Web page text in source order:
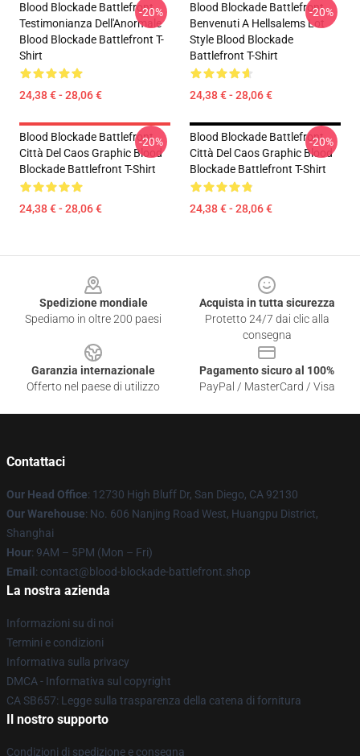
Blood Blockade Battlefront
Testimonianza Dell'Anormale
Blood Blockade Battlefront T-
Shirt
24,38 € - 28,06 €
-20%
Blood Blockade Battlefront
Benvenuti A Hellsalems Lot
Style Blood Blockade
Battlefront T-Shirt
24,38 € - 28,06 €
-20%
Blood Blockade Battlefront
Città Del Caos Graphic Blood
Blockade Battlefront T-Shirt
24,38 € - 28,06 €
-20%
Blood Blockade Battlefront
Città Del Caos Graphic Blood
Blockade Battlefront T-Shirt
24,38 € - 28,06 €
-20%
Spedizione mondiale
Spediamo in oltre 200 paesi
Acquista in tutta sicurezza
Protetto 24/7 dai clic alla
consegna
Garanzia internazionale
Offerto nel paese di utilizzo
Pagamento sicuro al 100%
PayPal / MasterCard / Visa
Contattaci
Our Head Office: 12730 High Bluff Dr, San Diego, CA 92130
Our Warehouse: No. 606 Nanjing Road West, Huangpu District,
Shanghai
Hour: 9AM – 5PM (Mon – Fri)
Email : contact@blood-blockade-battlefront.shop
La nostra azienda
Informazioni su di noi
Termini e condizioni
Informativa sulla privacy
DMCA - Informativa sul copyright
CA SB657: Legge sulla trasparenza della catena di fornitura
Il nostro supporto
Condizioni di spedizione e consegna